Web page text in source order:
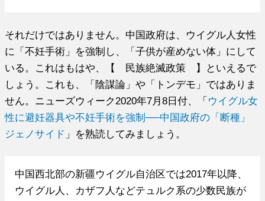
それだけではありません。中国政府は、ウイグル人女性
に「不妊手術」を強制し、「子供が産めない体」にして
いる。これはもはや、【 民族絶滅政策 】といえるで
しょう。これも、「陰謀論」や「トンデモ」ではありま
せん。ニューズウィーク2020年7月8日付、「 ウイグル女
性に避妊器具や不妊手術を強制──中国政府の「断種」
ジェノサイド 」を熟読してみましょう。
中国西北部の新疆ウイグル自治区では2017年以降、
ウイグル人、カザフ人などテュルク系の少数民族が